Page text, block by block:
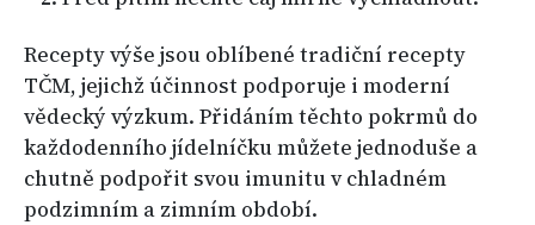
Recepty výše jsou oblíbené tradiční recepty
TČM, jejichž účinnost podporuje i moderní
vědecký výzkum. Přidáním těchto pokrmů do
každodenního jídelníčku můžete jednoduše a
chutně podpořit svou imunitu v chladném
podzimním a zimním období.